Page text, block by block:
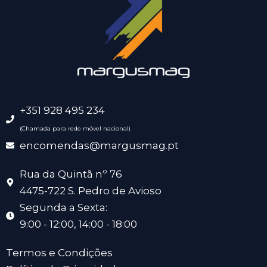
+351 928 495 234
(Chamada para rede móvel nacional)
encomendas@margusmag.pt
Rua da Quintã nº 76
4475-722 S. Pedro de Avioso
Segunda a Sexta:
9:00 - 12:00, 14:00 - 18:00
Termos e Condições